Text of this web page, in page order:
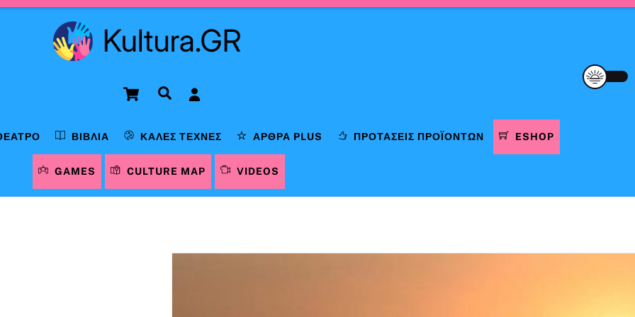
Cart Αναζήτηση
ΒΙΒΛΊΑ ΚΑΛΈΣ ΤΈΧΝΕΣ ΆΡΘΡΑ PLUS ΠΡΟΤΆΣΕΙΣ ΠΡΟΪΌΝΤΩΝ ESHOP
GAMES CULTURE MAP VIDEOS